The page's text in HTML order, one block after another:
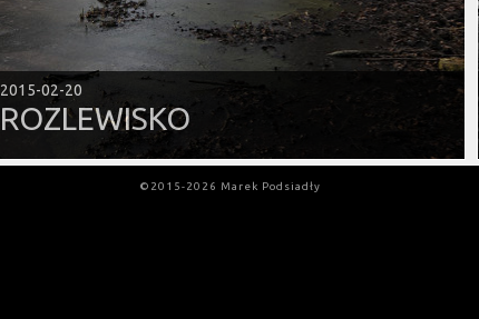
2015-02-20
ROZLEWISKO
©2015-2026 Marek Podsiadły